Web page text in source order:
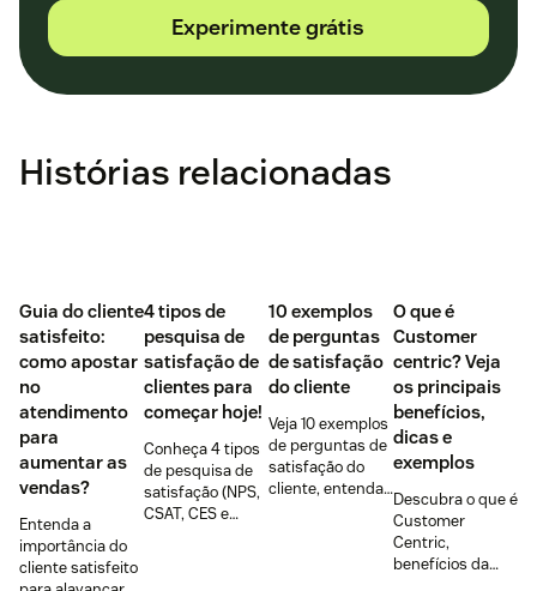
Experimente grátis
Histórias relacionadas
Guia do cliente
satisfeito:
como apostar
no
atendimento
para
aumentar as
vendas?
Entenda a
importância do
cliente satisfeito
4 tipos de
pesquisa de
satisfação de
clientes para
começar hoje!
Conheça 4 tipos
de pesquisa de
satisfação (NPS,
CSAT, CES e
10 exemplos
de perguntas
de satisfação
do cliente
Veja 10 exemplos
de perguntas de
satisfação do
cliente, entenda
O que é
Customer
centric? Veja
os principais
benefícios,
dicas e
exemplos
Descubra o que é
Customer
Centric,
benefícios da